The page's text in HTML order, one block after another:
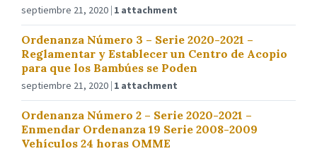
septiembre 21, 2020 1 attachment
Ordenanza Número 3 – Serie 2020-2021 –
Reglamentar y Establecer un Centro de Acopio
para que los Bambúes se Poden
septiembre 21, 2020 1 attachment
Ordenanza Número 2 – Serie 2020-2021 –
Enmendar Ordenanza 19 Serie 2008-2009
Vehículos 24 horas OMME